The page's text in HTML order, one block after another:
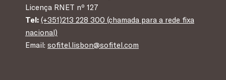
Licença RNET nº 127
Tel: (+351)213 228 300 (chamada para a rede fixa
nacional)
Email: sofitel.lisbon@sofitel.com